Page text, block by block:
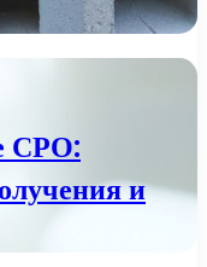
СРО:
и